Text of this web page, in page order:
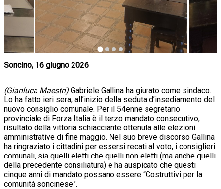
Soncino, 16 giugno 2026
(Gianluca Maestri) Gabriele Gallina ha giurato come sindaco.
Lo ha fatto ieri sera, all’inizio della seduta d’insediamento del
nuovo consiglio comunale. Per il 54enne segretario
provinciale di Forza Italia è il terzo mandato consecutivo,
risultato della vittoria schiacciante ottenuta alle elezioni
amministrative di fine maggio. Nel suo breve discorso Gallina
ha ringraziato i cittadini per essersi recati al voto, i consiglieri
comunali, sia quelli eletti che quelli non eletti (ma anche quelli
della precedente consiliatura) e ha auspicato che questi
cinque anni di mandato possano essere “Costruttivi per la
comunità soncinese”.